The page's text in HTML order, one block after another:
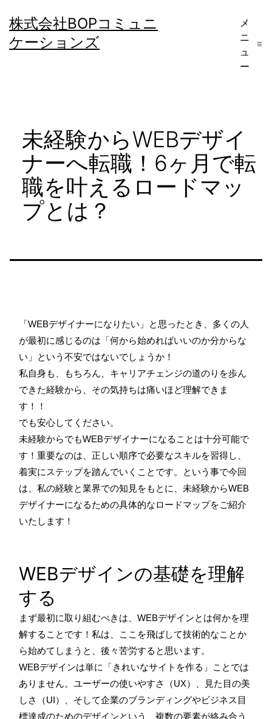
ン
テ
株式会社BOPコミュニ
ケーションズ
メ
ニ
ュ
ー
未経験からWEBデザイ
ナーへ転職！6ヶ月で転
職を叶えるロードマッ
プとは？
「WEBデザイナーになりたい」と思ったとき、多くの人
が最初に感じるのは「何から始めればいいのか分からな
い」という不安ではないでしょうか！
私自身も、もちろん、キャリアチェンジの道のりを歩ん
できた経験から、その気持ちは痛いほど理解できま
す！！
でも安心してください。
未経験からでもWEBデザイナーになることは十分可能で
す！重要なのは、正しい順序で必要なスキルを習得し、
着実にステップを踏んでいくことです。という事で今回
は、私の経験と業界での知見をもとに、未経験からWEB
デザイナーになるための具体的なロードマップをご紹介
いたします！
WEBデザインの基礎を理解
する
まず最初に取り組むべきは、WEBデザインとは何かを理
解することです！私は、ここを飛ばして技術的なことか
ら始めてしまうと、後々苦労すると思います。
WEBデザインは単に「きれいなサイトを作る」ことでは
ありません。ユーザーの使いやすさ（UX）、見た目の美
しさ（UI）、そして企業のブランディングやビジネス目
標達成のためのデザインという、複数の要素が絡み合う